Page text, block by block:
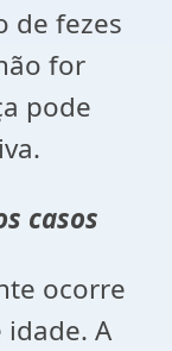
de fezes
for
pode
casos
ocorre
A